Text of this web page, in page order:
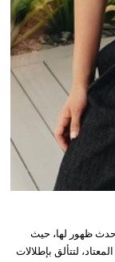
ظهور لها، حيث
لتتألق بإطلالات